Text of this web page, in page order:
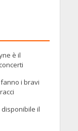
è il
i bravi
disponibile il